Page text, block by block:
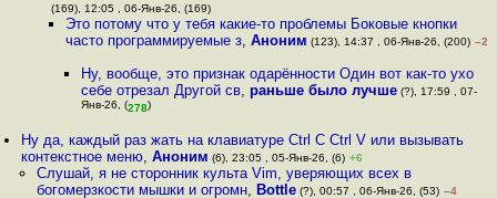
(169), 12:05 , 06-Янв-26, (169)
Это потому что у тебя какие-то проблемы Боковые кнопки
часто программируемые з,Аноним (123), 14:37 , 06-Янв-26, (200) –2
Ну, вообще, это признак одарённости Один вот как-то ухо
себе отрезал Другой св, раньше было лучше(?), 17:59 , 07-
Янв-26, (278)
Ну да, каждый раз жать на клавиатуре Ctrl C Ctrl V или вызывать
контекстное меню,Аноним (6), 23:05 , 05-Янв-26, (6) +6
Слушай, я не сторонник культа Vim, уверяющих всех в
богомерзкости мышки и огромн, Bottle(?), 00:57 , 06-Янв-26, (53) –4